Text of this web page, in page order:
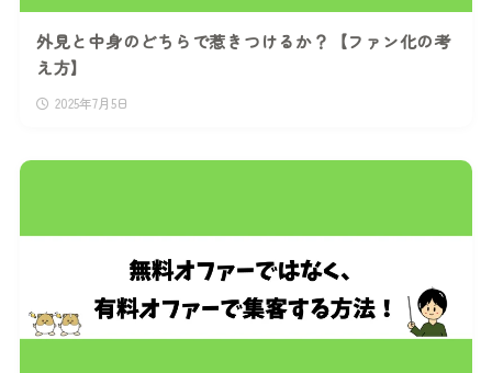
外見と中身のどちらで惹きつけるか？【ファン化の考
え方】
2025年7月5日